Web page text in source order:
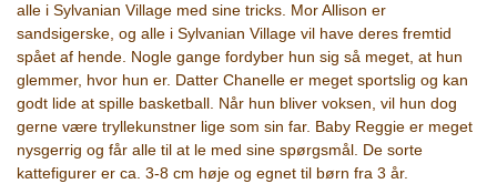
alle i Sylvanian Village med sine tricks. Mor Allison er
sandsigerske, og alle i Sylvanian Village vil have deres fremtid
spået af hende. Nogle gange fordyber hun sig så meget, at hun
glemmer, hvor hun er. Datter Chanelle er meget sportslig og kan
godt lide at spille basketball. Når hun bliver voksen, vil hun dog
gerne være tryllekunstner lige som sin far. Baby Reggie er meget
nysgerrig og får alle til at le med sine spørgsmål. De sorte
kattefigurer er ca. 3-8 cm høje og egnet til børn fra 3 år.